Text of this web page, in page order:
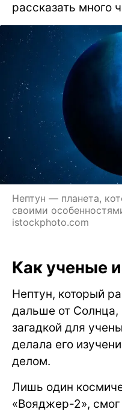
рассказать много
Нептун — планета,
своими
istockphoto.com
Как ученые
Нептун, который
дальше от
загадкой для
делала его
делом.
Лишь один
«Вояджер-2», смог